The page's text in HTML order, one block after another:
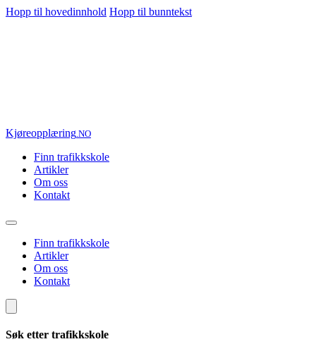
Hopp til hovedinnhold Hopp til bunntekst
Kjøreopplæring.NO
Finn trafikkskole
Artikler
Om oss
Kontakt
Finn trafikkskole
Artikler
Om oss
Kontakt
Søk etter trafikkskole